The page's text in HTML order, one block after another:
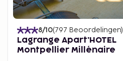
8/10(797 Beoordelingen)
Lagrange Apart'HOTEL
Montpellier Millénaire